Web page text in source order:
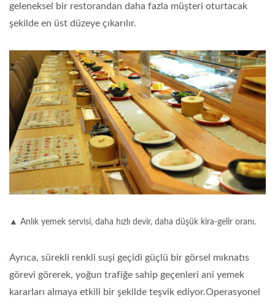
geleneksel bir restorandan daha fazla müşteri oturtacak
şekilde en üst düzeye çıkarılır.
▲ Anlık yemek servisi, daha hızlı devir, daha düşük kira-gelir oranı.
Ayrıca, sürekli renkli suşi geçidi güçlü bir görsel mıknatıs
görevi görerek, yoğun trafiğe sahip geçenleri ani yemek
kararları almaya etkili bir şekilde teşvik ediyor.Operasyonel